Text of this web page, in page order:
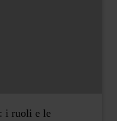
i ruoli e le